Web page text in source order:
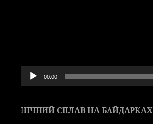
00:00
НІЧНИЙ СПЛАВ НА БАЙДАРКАХ